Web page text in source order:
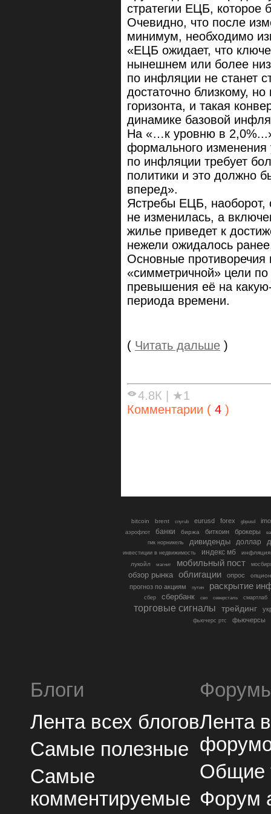
стратегии ЕЦБ,
Очевидно, что после
минимум, необходимо
«ЕЦБ ожидает, что
нынешнем или более
по инфляции не станет
достаточно близкому,
горизонта, и такая
динамике базовой
На «…к уровню в
формального изменения
по инфляции требует
политики и это должно
вперед».
Ястребы ЕЦБ, наоборот,
не изменилась, а
жилье приведет к
нежели ожидалось
Основные
«симметричной» цели
превышения её на
периода времени.
( Читать дальше )
4.8К
★1
Комментарии ( 4 )
bitcoin brent cnyrub eurusd forex gbpusd
аэрофлот банки биржа биткоин брокеры
гмк норникель
дивиденды доллар
инвестиции в недвижимость индекс мб
инфляция
лукойл
магнит мобильный пост
обзор рынка облигации опрос
прогноз по акциям путин раскрытие
сбер сбербанк сво северсталь смартлаб
торговые сигналы трейдинг
фьючерс ртс фьючерсы
Блоги
Лента всех блогов
Самые полезные
Самые
комментируемые
Лента
Общие
Форум